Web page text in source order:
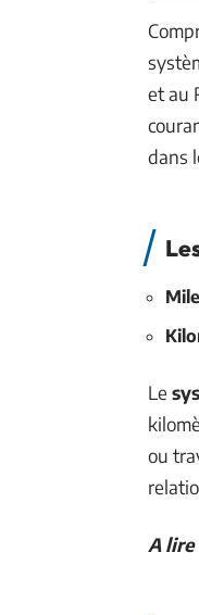
et au
dans
Le
ou
A lire